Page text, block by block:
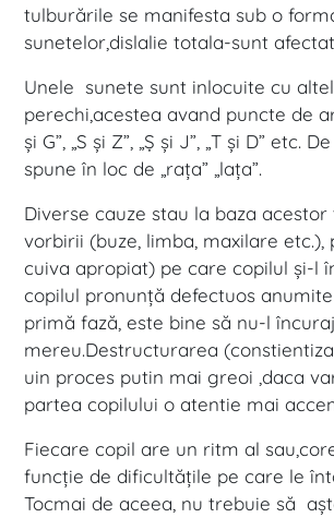
tulburările se manifesta sub o
sunetelor,dislalie totala-sunt
Unele sunete sunt inlocuite cu
perechi,acestea avand puncte de
şi G”, „S şi Z”, „Ş şi J”, „T şi D”
spune în loc de „raţa” „laţa”.
Diverse cauze stau la baza
vorbirii (buze, limba, maxilare
cuiva apropiat) pe care copilul şi-l
copilul pronunţă defectuos
primă fază, este bine să nu-l
mereu.Destructurarea
uin proces putin mai greoi ,daca
partea copilului o atentie mai
Fiecare copil are un ritm al
funcţie de dificultăţile pe care le
Tocmai de aceea, nu trebuie să